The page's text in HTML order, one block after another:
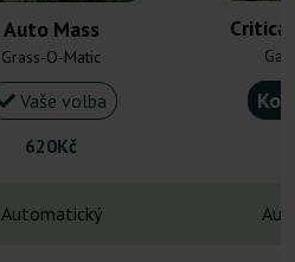
Auto Mass
Grass-O-Matic
Vaše volba
620Kč
Automatický